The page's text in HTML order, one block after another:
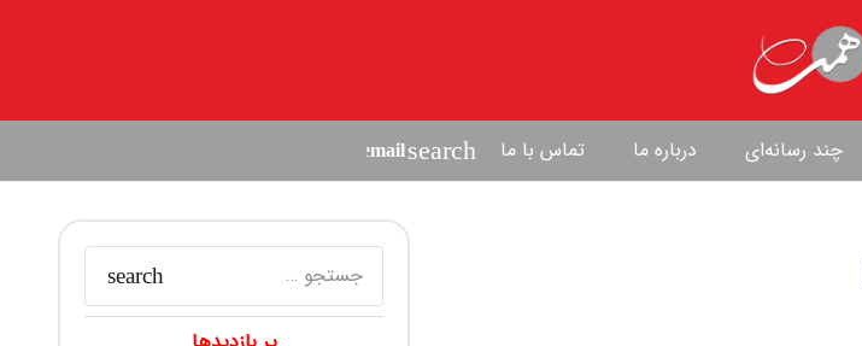
چند رسانه‌ای درباره ما تماس با ما search
برای: